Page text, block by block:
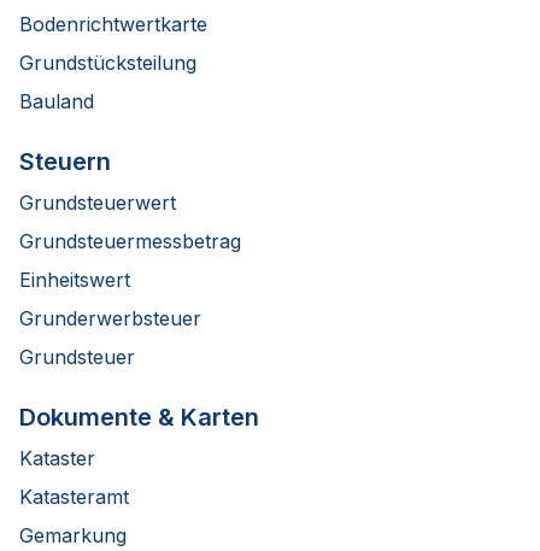
Bodenrichtwertkarte
Grundstücksteilung
Bauland
Steuern
Grundsteuerwert
Grundsteuermessbetrag
Einheitswert
Grunderwerbsteuer
Grundsteuer
Dokumente & Karten
Kataster
Katasteramt
Gemarkung